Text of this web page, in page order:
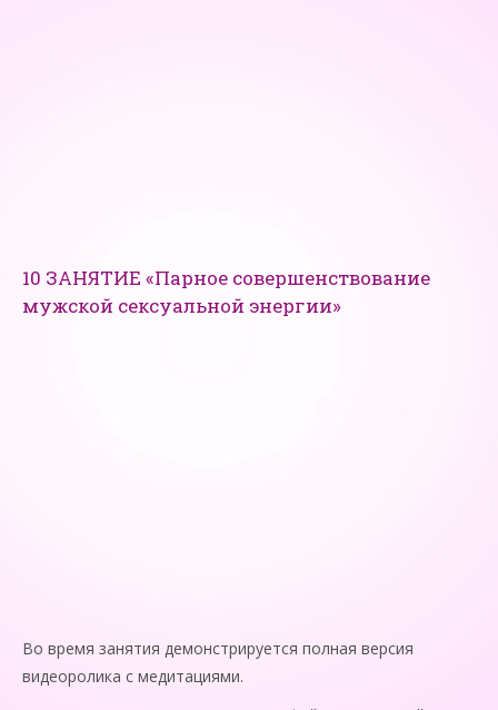
10 ЗАНЯТИЕ «Парное совершенствование
мужской сексуальной энергии»
Во время занятия демонстрируется полная версия
видеоролика с медитациями.